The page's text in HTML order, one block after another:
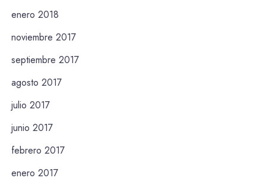
enero 2018
noviembre 2017
septiembre 2017
agosto 2017
julio 2017
junio 2017
febrero 2017
enero 2017